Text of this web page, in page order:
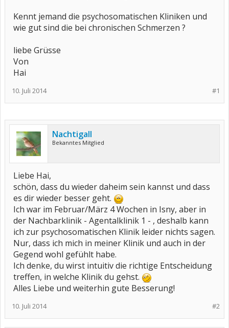
Kennt jemand die psychosomatischen Kliniken und
wie gut sind die bei chronischen Schmerzen ?
liebe Grüsse
Von
Hai
#1
10. Juli 2014
Nachtigall
Bekanntes Mitglied
Liebe Hai,
schön, dass du wieder daheim sein kannst und dass
es dir wieder besser geht.
Ich war im Februar/März 4 Wochen in Isny, aber in
der Nachbarklinik - Agentalklinik 1 - , deshalb kann
ich zur psychosomatischen Klinik leider nichts sagen.
Nur, dass ich mich in meiner Klinik und auch in der
Gegend wohl gefühlt habe.
Ich denke, du wirst intuitiv die richtige Entscheidung
treffen, in welche Klinik du gehst.
Alles Liebe und weiterhin gute Besserung!
#2
10. Juli 2014